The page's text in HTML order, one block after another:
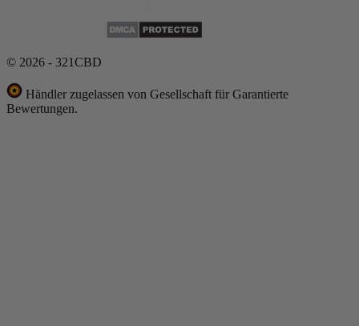
© 2026 - 321CBD
Händler zugelassen von Gesellschaft für Garantierte
Bewertungen.